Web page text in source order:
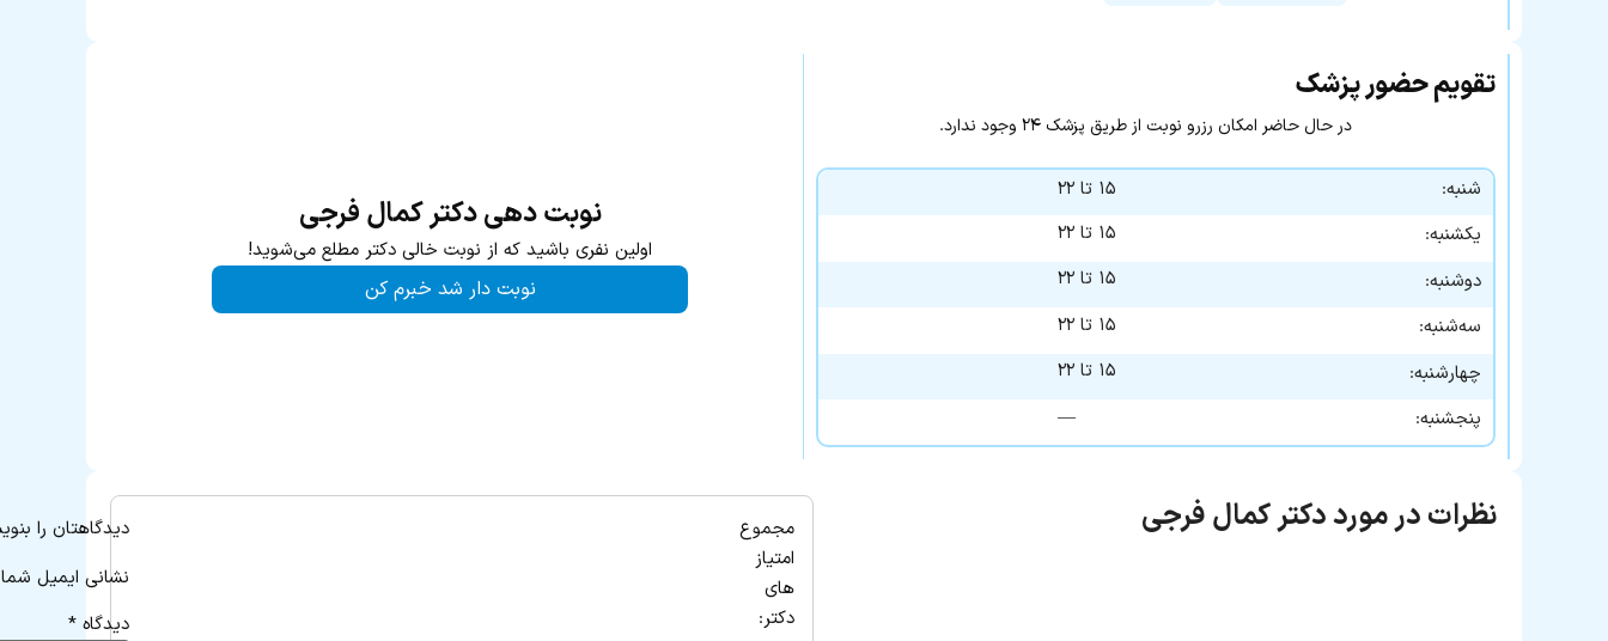
تقویم حضور پزشک
در حال حاضر امکان رزرو نوبت از طریق پزشک ۲۴ وجود ندارد.
شنبه:
۱۵ تا ۲۲
یکشنبه:
۱۵ تا ۲۲
دوشنبه:
۱۵ تا ۲۲
سه‌شنبه:
۱۵ تا ۲۲
چهارشنبه:
۱۵ تا ۲۲
پنجشنبه:
—
نوبت دهی دکتر کمال فرجی
اولین نفری باشید که از نوبت خالی دکتر مطلع می‌شوید!
نوبت دار شد خبرم کن
نظرات در مورد دکتر کمال فرجی
مجموع
امتیاز
های
دکتر:
دیدگاهتان را
نشانی ایمیل
دیدگاه *